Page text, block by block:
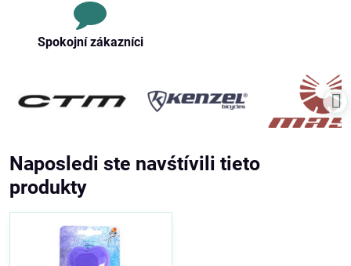
Spokojní zákazníci
Naposledi ste navśtívili tieto
produkty